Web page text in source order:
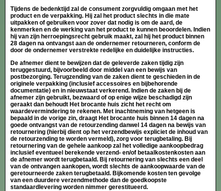
Tijdens de bedenktijd zal de consument zorgvuldig omgaan met het
product en de verpakking. Hij zal het product slechts in die mate
uitpakken of gebruiken voor zover dat nodig is om de aard, de
kenmerken en de werking van het product te kunnen beoordelen. Indien
hij van zijn herroepingsrecht gebruik maakt, zal hij het product binnen
28 dagen na ontvangst aan de ondernemer retourneren, conform de
door de ondernemer verstrekte redelijke en duidelijke instructies.
De afnemer dient te bewijzen dat de geleverde zaken tijdig zijn
teruggestuurd, bijvoorbeeld door middel van een bewijs van
postbezorging. Terugzending van de zaken dient te geschieden in de
originele verpakking (inclusief accessoires en bijbehorende
documentatie) en in nieuwstaat verkerend. Indien de zaken bij de
afnemer zijn gebruikt, bezwaard of op enige wijze beschadigd zijn
geraakt dan behoudt Het brocante huis zicht het recht om
waardevermindering te rekenen. Met inachtneming van hetgeen is
bepaald in de vorige zin, draagt Het brocante huis binnen 14 dagen na
goede ontvangst van de retourzending danwel 14 dagen na bewijs van
retournering (hierbij dient op het verzendbewijs expliciet de inhoud van
de retourzending te worden vermeld), zorg voor terugbetaling. Bij
retournering van de gehele aankoop zal het volledige aankoopbedrag
inclusief eventueel berekende verzend- en/of betaalkostenkosten aan
de afnemer wordt terugbetaald. Bij retournering van slechts een deel
van de ontvangen aankopen, wordt slechts de aankoopwaarde van de
geretourneerde zaken terugbetaald. Bijkomende kosten ten gevolge
van een duurdere verzendmethode dan de goedkoopste
standaardlevering worden nimmer gerestitueerd.